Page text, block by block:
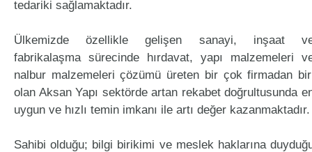
tedariki sağlamaktadır.
Ülkemizde özellikle gelişen sanayi, inşaat
fabrikalaşma sürecinde hırdavat, yapı malzemeleri
nalbur malzemeleri çözümü üreten bir çok firmadan
olan Aksan Yapı sektörde artan rekabet doğrultusunda
uygun ve hızlı temin imkanı ile artı değer kazanmaktadır.
Sahibi olduğu; bilgi birikimi ve meslek haklarına